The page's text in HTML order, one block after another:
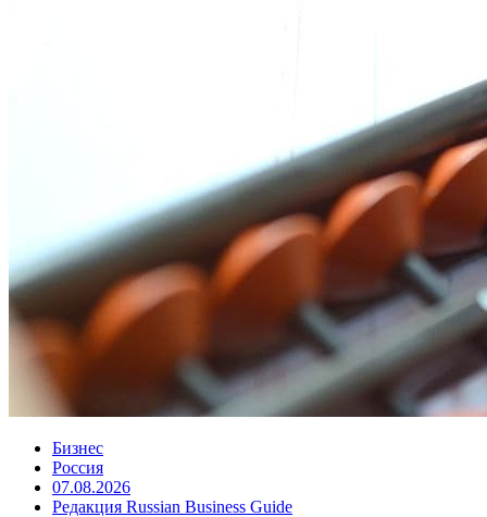
Бизнес
Россия
07.08.2026
Редакция Russian Business Guide